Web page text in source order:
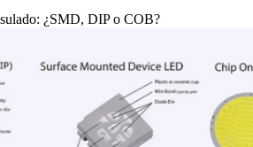
¿SMD, DIP o COB?